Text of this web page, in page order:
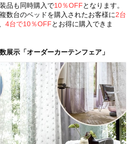
品も同時購入で10％OFFとなります。
数台のベッドを購入されたお客様に2台
4台で10％OFFとお得に購入できま
展示「オーダーカーテンフェア」